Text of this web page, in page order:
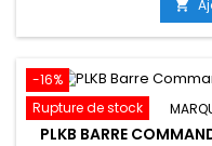

-16%
Rupture de stock
PLKB BARRE